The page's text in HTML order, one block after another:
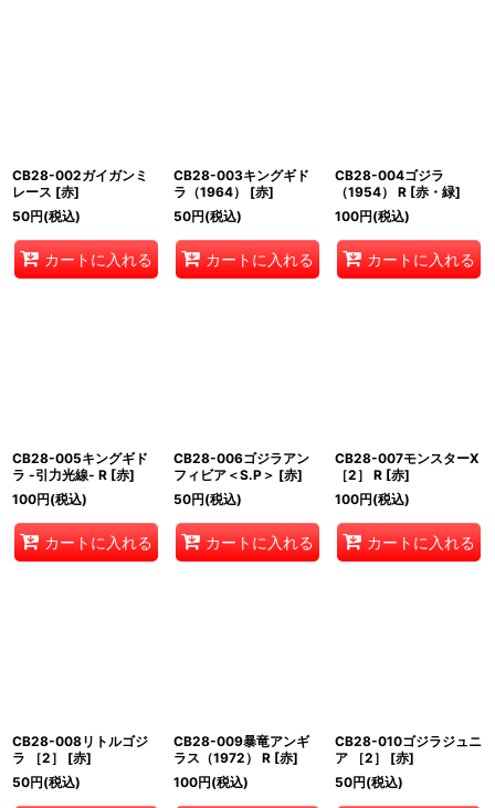
CB28-002ガイガンミ
レース [赤]
50円(税込)
カートに入れる
CB28-003キングギド
ラ（1964） [赤]
50円(税込)
カートに入れる
CB28-004ゴジラ
（1954） R [赤・緑]
100円(税込)
カートに入れる
CB28-005キングギド
ラ -引力光線- R [赤]
100円(税込)
カートに入れる
CB28-006ゴジラアン
フィビア＜S.P＞ [赤]
50円(税込)
カートに入れる
CB28-007モンスターX
［2］ R [赤]
100円(税込)
カートに入れる
CB28-008リトルゴジ
ラ ［2］ [赤]
50円(税込)
CB28-009暴竜アンギ
ラス（1972） R [赤]
100円(税込)
CB28-010ゴジラジュニ
ア ［2］ [赤]
50円(税込)